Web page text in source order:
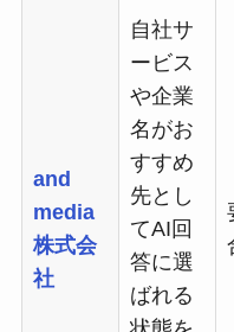
and
media
株式会
社
自社サ
ービス
や企業
名がお
すすめ
先とし
てAI回
答に選
ばれる